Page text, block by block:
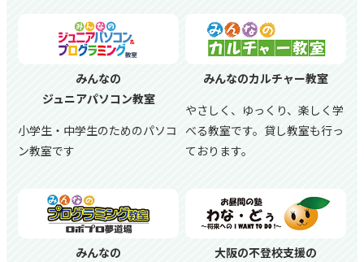
みんなの
ジュニアパソコン教室
小学生・中学生のためのパソコ
ン教室です
みんなのカルチャー教室
やさしく、ゆっくり、楽しく学
べる教室です。貸し教室も行っ
ております。
みんなの
大阪の不登校支援の